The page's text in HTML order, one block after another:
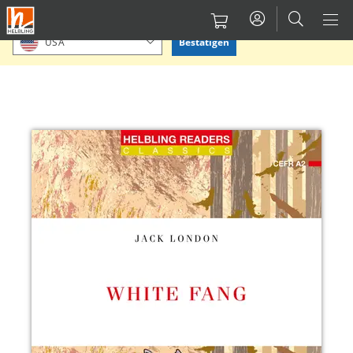
Direkt
zum
Inhalt
Bitte Standort bestätigen oder einen anderen auswählen.
USA Bestätigen